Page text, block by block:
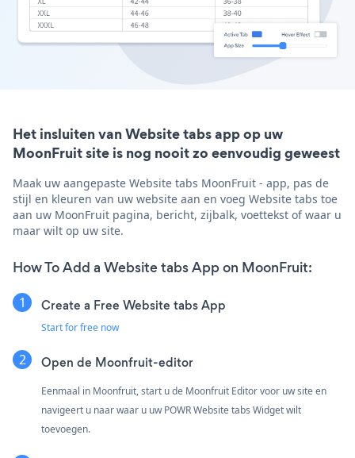
Het insluiten van Website tabs app op uw
MoonFruit site is nog nooit zo eenvoudig geweest
Maak uw aangepaste Website tabs MoonFruit - app, pas de
stijl en kleuren van uw website aan en voeg Website tabs toe
aan uw MoonFruit pagina, bericht, zijbalk, voettekst of waar u
maar wilt op uw site.
How To Add a Website tabs App on MoonFruit:
Create a Free Website tabs App
Start for free now
Open de Moonfruit-editor
Eenmaal in Moonfruit, start u de Moonfruit Editor voor uw site en
navigeert u naar waar u uw POWR Website tabs Widget wilt
toevoegen.